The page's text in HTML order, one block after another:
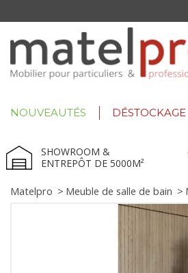
NOUVEAUTÉS DÉSTOCKAGE
SHOWROOM &
ENTREPÔT DE 5000M²
Matelpro > Meuble de salle de bain >